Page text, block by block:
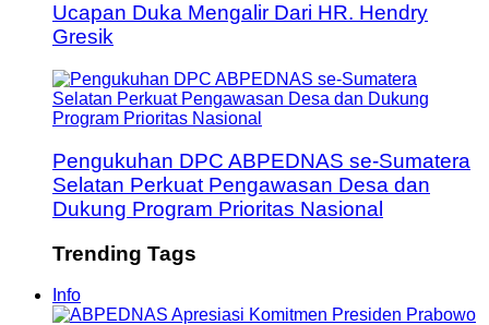
Ucapan Duka Mengalir Dari HR. Hendry
Gresik
Pengukuhan DPC ABPEDNAS se-Sumatera
Selatan Perkuat Pengawasan Desa dan
Dukung Program Prioritas Nasional
Trending Tags
Info